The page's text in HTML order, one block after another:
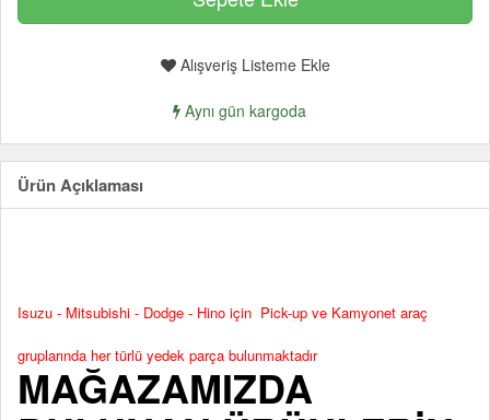
Alışveriş Listeme Ekle
Aynı gün kargoda
Ürün Açıklaması
Isuzu - Mitsubishi - Dodge - Hino için Pick-up ve Kamyonet araç
gruplarında her türlü yedek parça bulunmaktadır
MAĞAZAMIZDA